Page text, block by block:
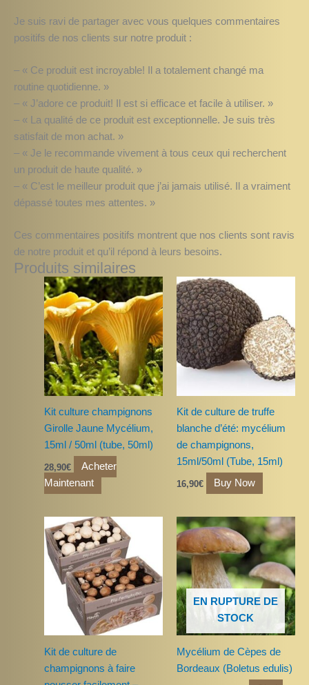
Je suis ravi de partager avec vous quelques commentaires
positifs de nos clients sur notre produit :
– « Ce produit est incroyable! Il a totalement changé ma
routine quotidienne. »
– « J’adore ce produit! Il est si efficace et facile à utiliser. »
– « La qualité de ce produit est exceptionnelle. Je suis très
satisfait de mon achat. »
– « Je le recommande vivement à tous ceux qui recherchent
un produit de haute qualité. »
– « C’est le meilleur produit que j’ai jamais utilisé. Il a vraiment
dépassé toutes mes attentes. »
Ces commentaires positifs montrent que nos clients sont ravis
de notre produit et qu’il répond à leurs besoins.
Produits similaires
Kit culture champignons
Girolle Jaune Mycélium,
15ml / 50ml (tube, 50ml)
28,90€
Acheter
Maintenant
Kit de culture de truffe
blanche d’été: mycélium
de champignons,
15ml/50ml (Tube, 15ml)
16,90€ Buy Now
Kit de culture de
champignons à faire
EN RUPTURE DE
STOCK
Mycélium de Cèpes de
Bordeaux (Boletus edulis)
Plage
de
prix :
20,90€
à
73,90€
Ce
produit
a
plusieurs
variations.
Les
options
être
choisies